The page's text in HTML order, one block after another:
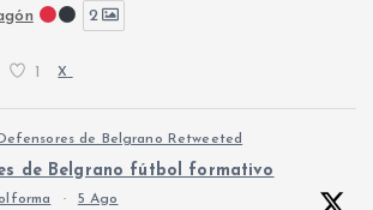
2
X
de Belgrano Retweeted
de Belgrano fútbol formativo
· 5 Ago